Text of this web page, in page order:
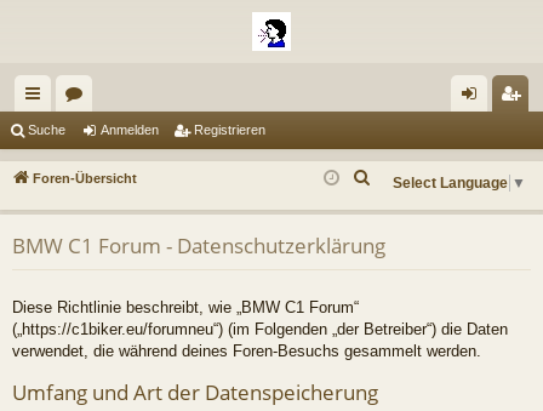
ch
ne
ug
riff
en m
n
ist
n
Suche Anmelden Registrieren
Foren-Übersicht Select Language ▼
h
BMW C1 Forum - Datenschutzerklärung
Diese Richtlinie beschreibt, wie „BMW C1 Forum“
(„https://c1biker.eu/forumneu“) (im Folgenden „der Betreiber“) die Daten
verwendet, die während deines Foren-Besuchs gesammelt werden.
Umfang und Art der Datenspeicherung